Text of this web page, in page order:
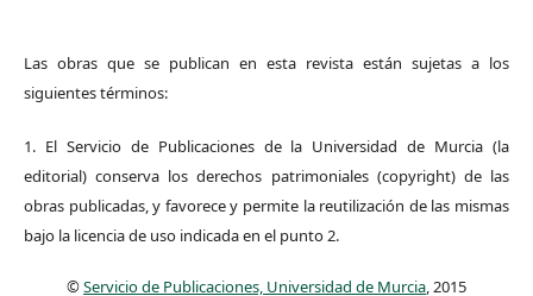
Las obras que se publican en esta revista están sujetas a los
siguientes términos:
1. El Servicio de Publicaciones de la Universidad de Murcia (la
editorial) conserva los derechos patrimoniales (copyright) de las
obras publicadas, y favorece y permite la reutilización de las mismas
bajo la licencia de uso indicada en el punto 2.
©Servicio de Publicaciones, Universidad de Murcia, 2015